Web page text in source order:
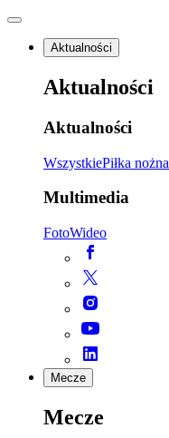
Aktualności
Aktualności
Aktualności
WszystkiePiłka nożna
Multimedia
FotoWideo
Mecze
Mecze